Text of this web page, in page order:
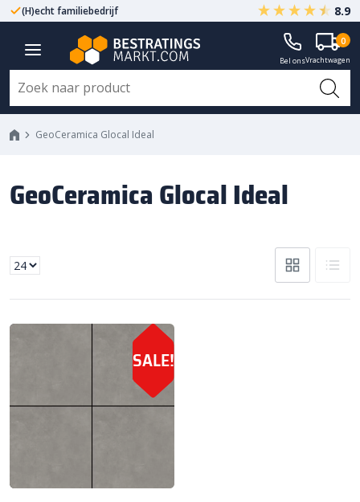
(H)echt familiebedrijf Gegarandeerd A-kwaliteit
8.9
Bel onsVrachtwagen
0
GeoCeramica Glocal Ideal
GeoCeramica Glocal Ideal
SALE!